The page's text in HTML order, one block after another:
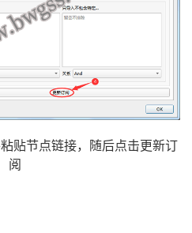
贴节点链接，随后点击更新订
阅